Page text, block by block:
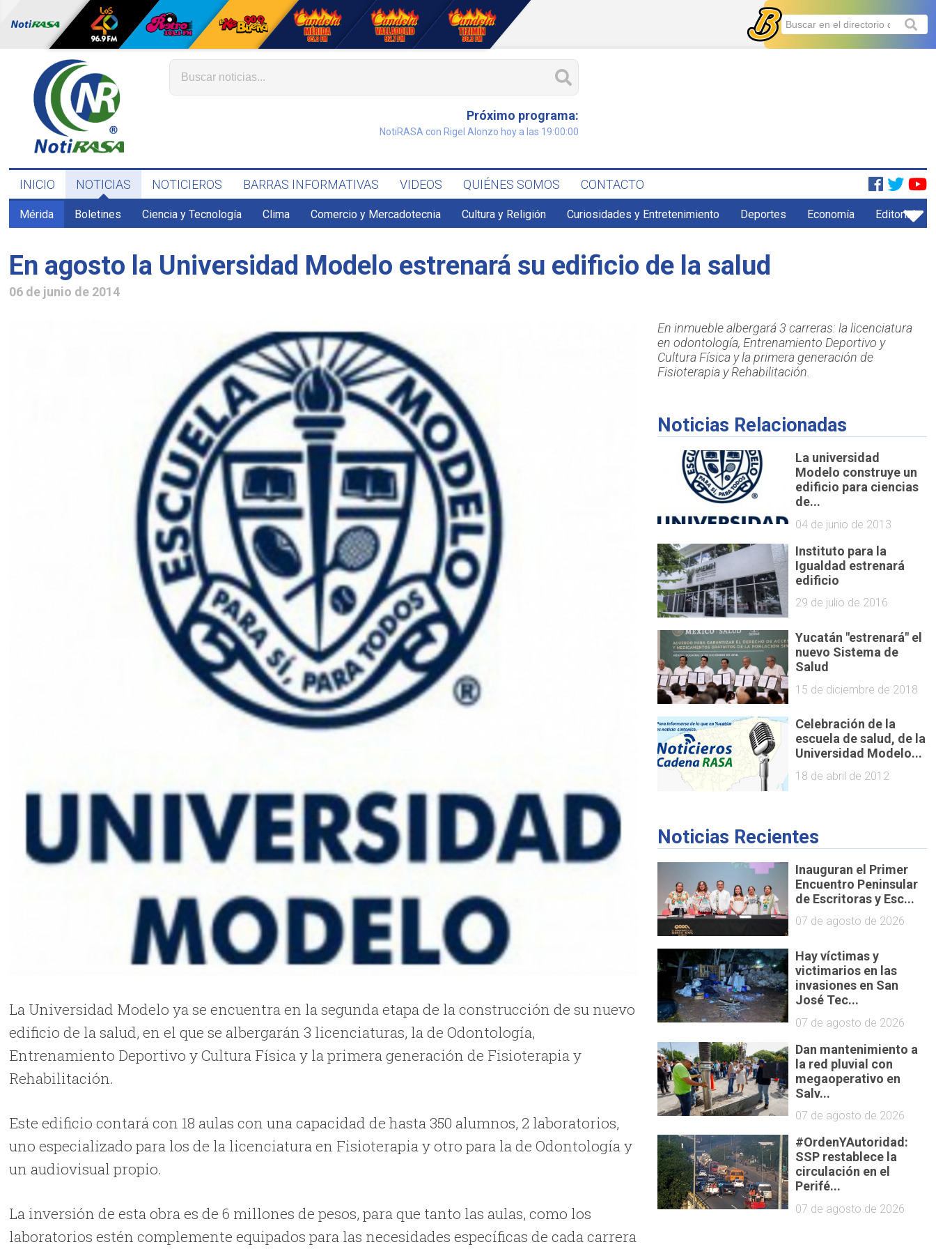
Próximo programa:
NotiRASA con Rigel Alonzo hoy a las 19:00:00
INICIO NOTICIAS NOTICIEROS BARRAS INFORMATIVAS VIDEOS QUIÉNES SOMOS CONTACTO
Mérida Boletines Ciencia y Tecnología Clima Comercio y Mercadotecnia Cultura y Religión Curiosidades y Entretenimiento Deportes Economía Editorial
En agosto la Universidad Modelo estrenará su edificio de la salud
06 de junio de 2014
La Universidad Modelo ya se encuentra en la segunda etapa de la construcción de su nuevo
edificio de la salud, en el que se albergarán 3 licenciaturas, la de Odontología,
Entrenamiento Deportivo y Cultura Física y la primera generación de Fisioterapia y
Rehabilitación.
Este edificio contará con 18 aulas con una capacidad de hasta 350 alumnos, 2 laboratorios,
uno especializado para los de la licenciatura en Fisioterapia y otro para la de Odontología y
un audiovisual propio.
La inversión de esta obra es de 6 millones de pesos, para que tanto las aulas, como los
laboratorios estén complemente equipados para las necesidades específicas de cada carrera
En inmueble albergará 3 carreras: la licenciatura
en odontología, Entrenamiento Deportivo y
Cultura Física y la primera generación de
Fisioterapia y Rehabilitación.
Noticias Relacionadas
La universidad
Modelo construye un
edificio para ciencias
de...
04 de junio de 2013
Instituto para la
Igualdad estrenará
edificio
29 de julio de 2016
Yucatán "estrenará" el
nuevo Sistema de
Salud
15 de diciembre de 2018
Celebración de la
escuela de salud, de la
Universidad Modelo...
18 de abril de 2012
Noticias Recientes
Inauguran el Primer
Encuentro Peninsular
de Escritoras y Esc...
07 de agosto de 2026
Hay víctimas y
victimarios en las
invasiones en San
José Tec...
07 de agosto de 2026
Dan mantenimiento a
la red pluvial con
megaoperativo en
Salv...
07 de agosto de 2026
#OrdenYAutoridad:
SSP restablece la
circulación en el
Perifé...
07 de agosto de 2026